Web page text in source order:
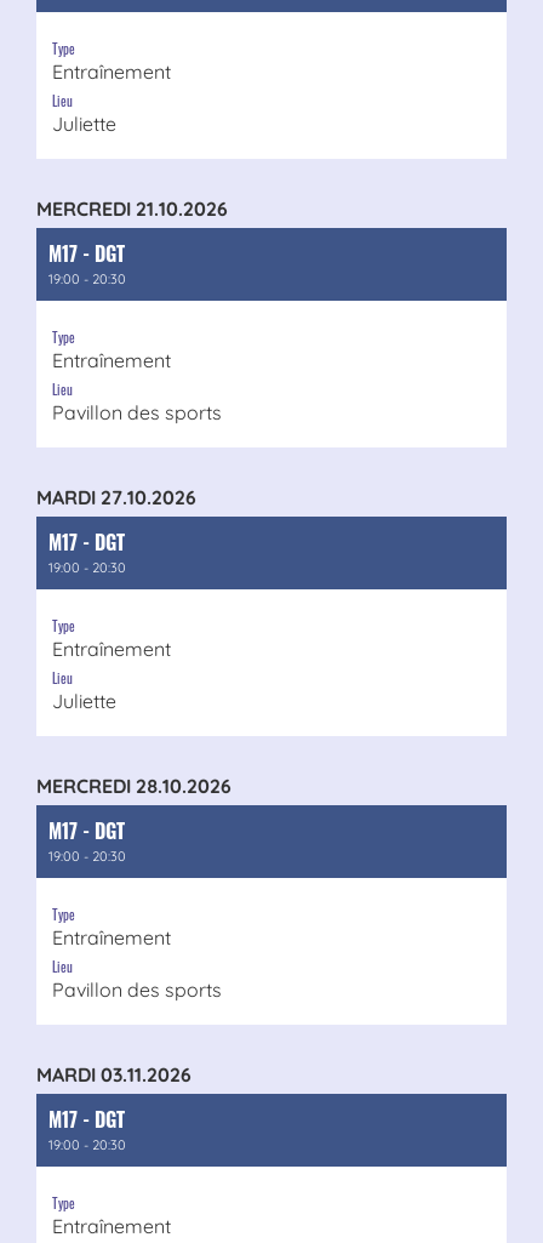
Type
Entraînement
Lieu
Juliette
MERCREDI 21.10.2026
M17 - DGT
19:00 - 20:30
Type
Entraînement
Lieu
Pavillon des sports
MARDI 27.10.2026
M17 - DGT
19:00 - 20:30
Type
Entraînement
Lieu
Juliette
MERCREDI 28.10.2026
M17 - DGT
19:00 - 20:30
Type
Entraînement
Lieu
Pavillon des sports
MARDI 03.11.2026
M17 - DGT
19:00 - 20:30
Type
Entraînement